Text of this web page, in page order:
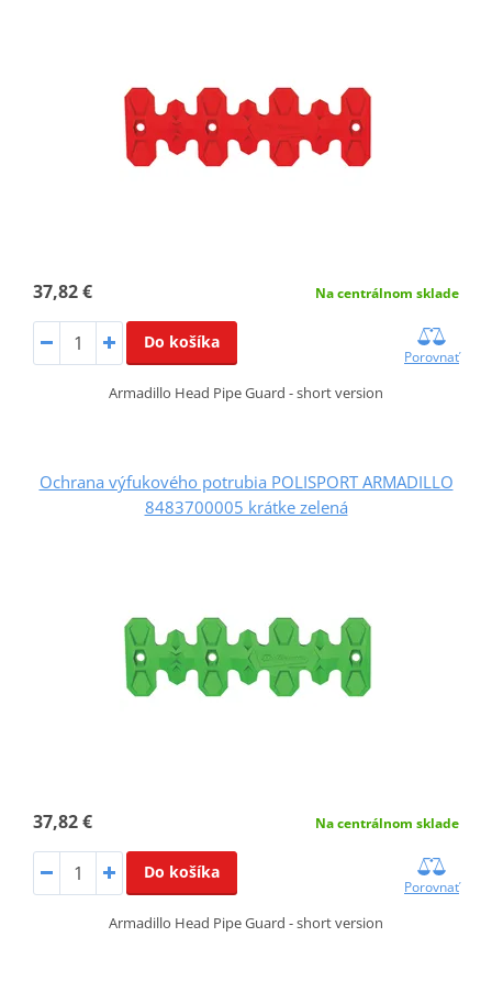
37,82 € Na centrálnom sklade
Do košíka
Porovnať
Armadillo Head Pipe Guard - short version
Ochrana výfukového potrubia POLISPORT ARMADILLO
8483700005 krátke zelená
37,82 € Na centrálnom sklade
Do košíka
Porovnať
Armadillo Head Pipe Guard - short version